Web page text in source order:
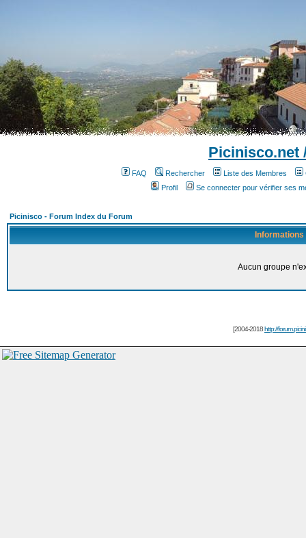
Picinisco.net
FAQ Rechercher Liste des Membres
Profil
Se connecter pour vérifier ses
Picinisco - Forum Index du Forum
Informations
Aucun groupe
[2004-2018http://